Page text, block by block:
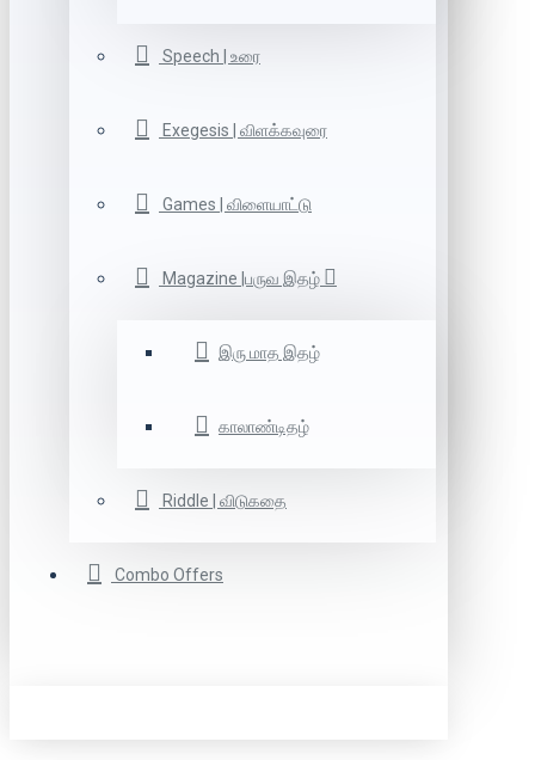
Speech | உரை
Exegesis | விளக்கவுரை
Games | விளையாட்டு
Magazine |பருவ இதழ்
இரு மாத இதழ்
காலாண்டிதழ்
Riddle | விடுகதை
Combo Offers